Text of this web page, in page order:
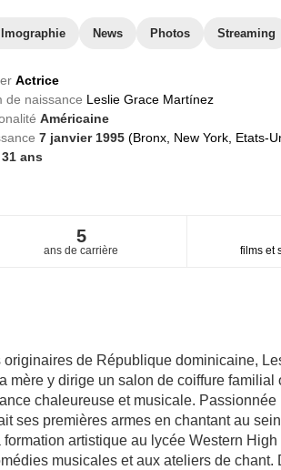
News Photos Streaming
Actrice
de naissance Leslie Grace Martínez
Américaine
7 janvier 1995 (Bronx, New York, Etats-
31ans
5
ans de carrière films et
originaires de République dominicaine,
mère y dirige un salon de coiffure familial
chaleureuse et musicale.
ses premières armes en chantant au
artistique au lycée Western High
musicales et aux ateliers de chant.